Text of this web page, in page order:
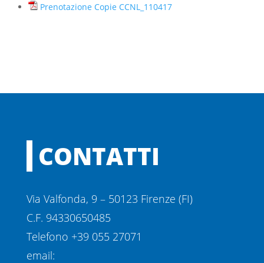
Prenotazione Copie CCNL_110417
CONTATTI
Via Valfonda, 9 – 50123 Firenze (FI)
C.F. 94330650485
Telefono +39 055 27071
email: